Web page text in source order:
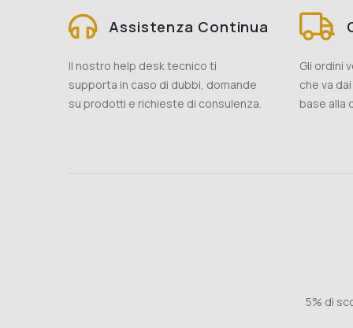
Assistenza Continua
Il nostro help desk tecnico ti
supporta in caso di dubbi, domande
su prodotti e richieste di consulenza.
Gli ordini
che va
base alla
5% di